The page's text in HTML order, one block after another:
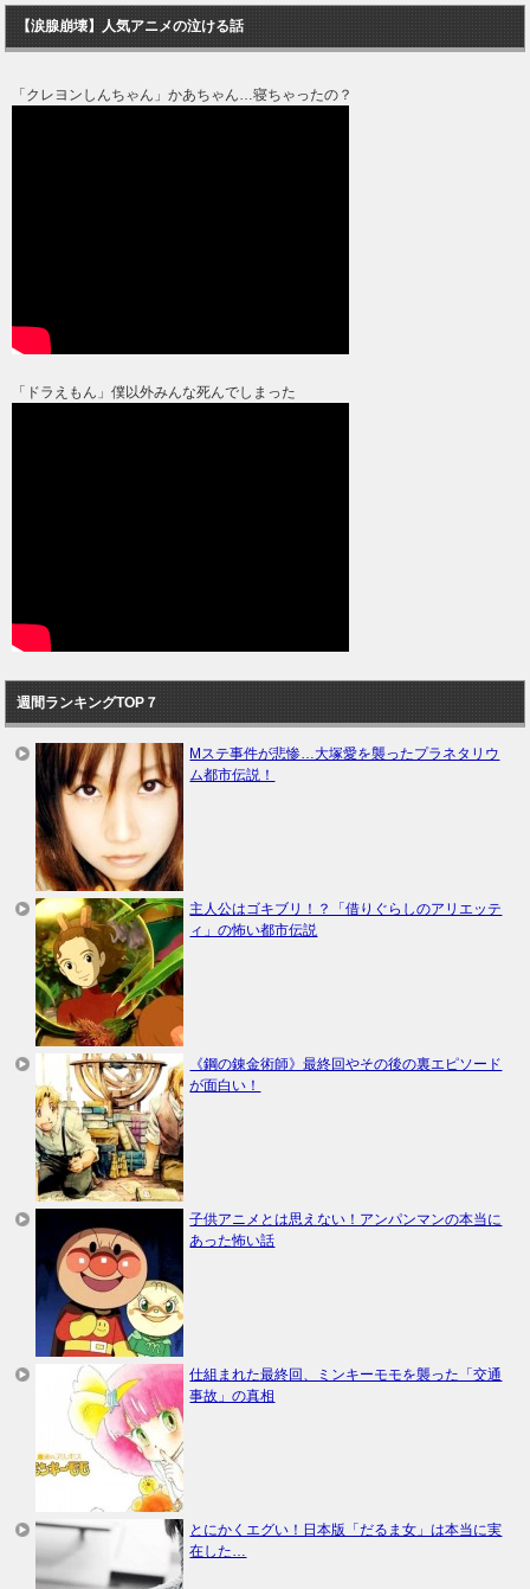
【涙腺崩壊】人気アニメの泣ける話
「クレヨンしんちゃん」かあちゃん…寝ちゃったの？
「ドラえもん」僕以外みんな死んでしまった
週間ランキングTOP７
Mステ事件が悲惨…大塚愛を襲ったプラネタリウ
ム都市伝説！
主人公はゴキブリ！？「借りぐらしのアリエッテ
ィ」の怖い都市伝説
《鋼の錬金術師》最終回やその後の裏エピソード
が面白い！
子供アニメとは思えない！アンパンマンの本当に
あった怖い話
仕組まれた最終回、ミンキーモモを襲った「交通
事故」の真相
とにかくエグい！日本版「だるま女」は本当に実
在した…